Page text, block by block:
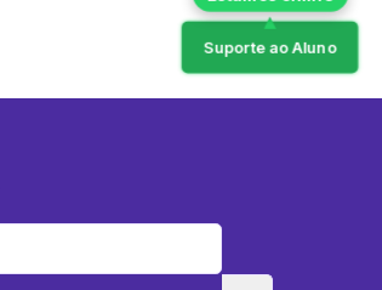
Suporte ao Aluno